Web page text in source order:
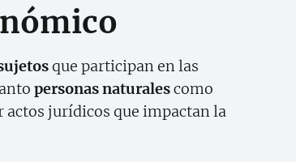
que participan en las
personas naturalescomo
actos jurídicos que impactan la